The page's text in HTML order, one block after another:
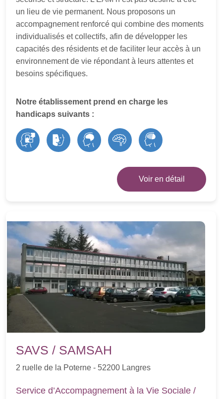
un lieu de vie permanent. Nous proposons un
accompagnement renforcé qui combine des moments
individualisés et collectifs, afin de développer les
capacités des résidents et de faciliter leur accès à un
environnement de vie répondant à leurs attentes et
besoins spécifiques.
Notre établissement prend en charge les
handicaps suivants :
Voir en détail
SAVS / SAMSAH
2 ruelle de la Poterne - 52200 Langres
Service d’Accompagnement à la Vie Sociale /